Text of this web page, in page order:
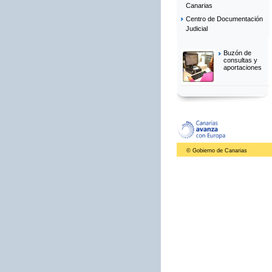
Canarias
Centro de Documentación
Judicial
Buzón de
consultas y
aportaciones
© Gobierno de Canarias